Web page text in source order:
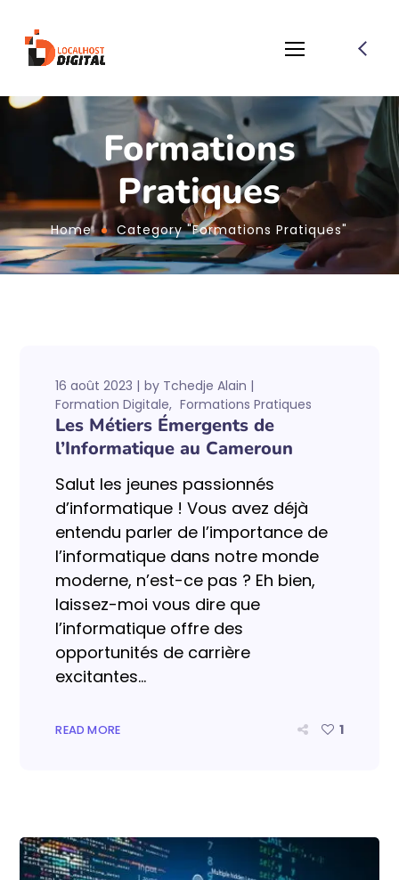
Formations
Pratiques
Home Category "Formations Pratiques"
16 août 2023 by Tchedje Alain
Formation Digitale Formations Pratiques
Les Métiers Émergents de
l’Informatique au Cameroun
Salut les jeunes passionnés
d’informatique ! Vous avez déjà
entendu parler de l’importance de
l’informatique dans notre monde
moderne, n’est-ce pas ? Eh bien,
laissez-moi vous dire que
l’informatique offre des
opportunités de carrière
excitantes...
READ MORE 1